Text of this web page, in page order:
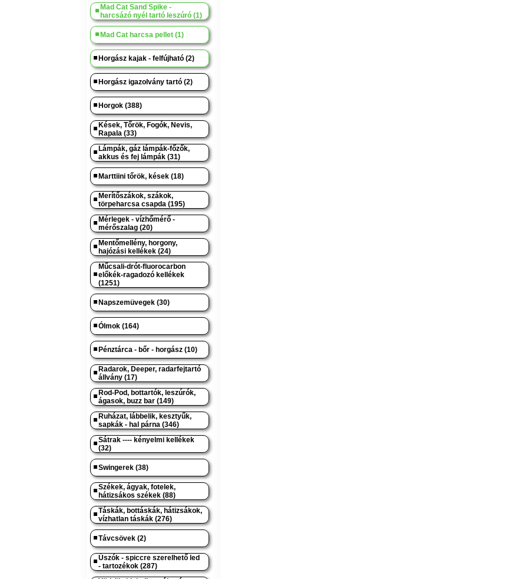
Mad Cat Sand Spike -
harcsázó nyél tartó leszúró (1)
Mad Cat harcsa pellet (1)
Horgász kajak - felfújható (2)
Horgász igazolvány tartó (2)
Horgok (388)
Kések, Tőrök, Fogók, Nevis,
Rapala (33)
Lámpák, gáz lámpák-főzők,
akkus és fej lámpák (31)
Marttiini tőrök, kések (18)
Merítőszákok, szákok,
törpeharcsa csapda (195)
Mérlegek - vízhőmérő -
mérőszalag (20)
Mentőmellény, horgony,
hajózási kellékek (24)
Műcsali-drót-fluorocarbon
előkék-ragadozó kellékek
(1251)
Napszemüvegek (30)
Ólmok (164)
Pénztárca - bőr - horgász (10)
Radarok, Deeper, radarfejtartó
állvány (17)
Rod-Pod, bottartók, leszúrók,
ágasok, buzz bar (149)
Ruházat, lábbelik, kesztyűk,
sapkák - hal párna (346)
Sátrak ---- kényelmi kellékek
(32)
Swingerek (38)
Székek, ágyak, fotelek,
hátizsákos székek (88)
Táskák, bottáskák, hátizsákok,
vízhatlan táskák (276)
Távcsövek (2)
Úszók - spiccre szerelhető led
- tartozékok (287)